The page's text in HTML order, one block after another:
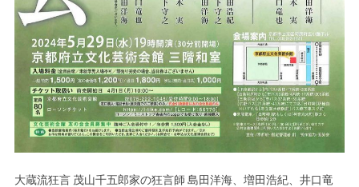
大蔵流狂言 茂山千五郎家の狂言師 島田洋海、増田浩紀、井口竜